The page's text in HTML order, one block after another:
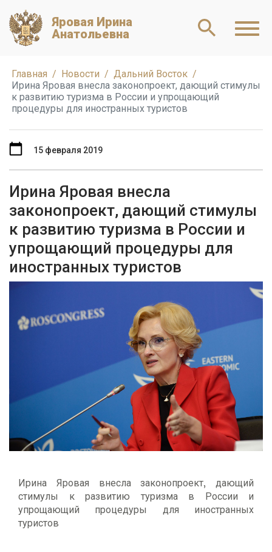
Яровая Ирина
Анатольевна
Главная Новости
Дальний Восток
Ирина Яровая внесла законопроект, дающий стимулы
к развитию туризма в России и упрощающий
процедуры для иностранных туристов
Ирина Яровая внесла
законопроект, дающий стимулы
к развитию туризма в России и
упрощающий процедуры для
иностранных туристов
15 февраля 2019
Ирина Яровая внесла законопроект, дающий
стимулы к развитию туризма в России и
упрощающий процедуры для иностранных
туристов